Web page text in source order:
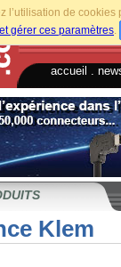
l’utilisation de
gérer ces paramètres.
accueil
Klem